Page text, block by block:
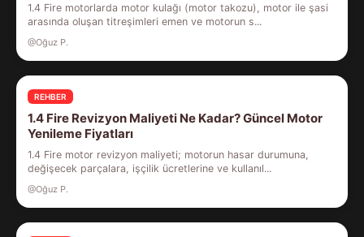
1.4 Fire motorlarda motor kulağı (motor takozu), motor ile şasi
arasında oluşan titreşimleri emen ve motorun s...
@Oğuz P.
REHBER
1.4 Fire Revizyon Maliyeti Ne Kadar? Güncel Motor
Yenileme Fiyatları
1.4 Fire motor revizyon maliyeti; motorun hasar durumuna,
değişecek parçalara, işçilik ücretlerine ve kullanıl...
@Oğuz P.